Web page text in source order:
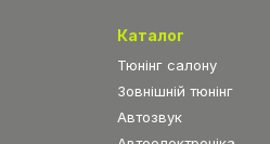
Каталог
Тюнінг салону
Зовнішній тюнінг
Автозвук